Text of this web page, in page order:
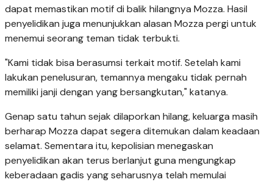
dapat memastikan motif di balik hilangnya Mozza. Hasil
penyelidikan juga menunjukkan alasan Mozza pergi untuk
menemui seorang teman tidak terbukti.
"Kami tidak bisa berasumsi terkait motif. Setelah kami
lakukan penelusuran, temannya mengaku tidak pernah
memiliki janji dengan yang bersangkutan," katanya.
Genap satu tahun sejak dilaporkan hilang, keluarga masih
berharap Mozza dapat segera ditemukan dalam keadaan
selamat. Sementara itu, kepolisian menegaskan
penyelidikan akan terus berlanjut guna mengungkap
keberadaan gadis yang seharusnya telah memulai